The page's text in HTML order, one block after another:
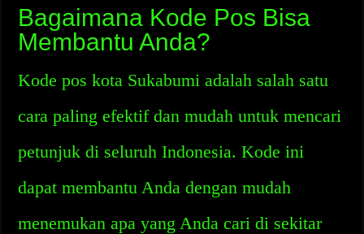
Bagaimana Kode Pos Bisa
Membantu Anda?
Kode pos kota Sukabumi adalah salah satu
cara paling efektif dan mudah untuk mencari
petunjuk di seluruh Indonesia. Kode ini
dapat membantu Anda dengan mudah
menemukan apa yang Anda cari di sekitar